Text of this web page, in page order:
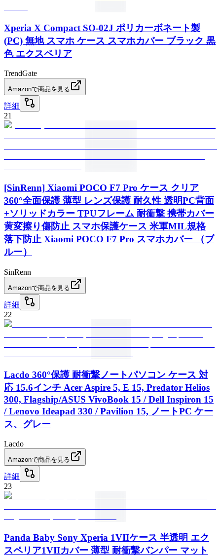
Xperia X Compact SO-02J ポリカーボネート製
(PC) 無地 スマホ ケース スマホカバー ブラック 黒
色 エクスペリア
TrendGate
Amazonで商品を見る
詳細
21
[SinRenn] Xiaomi POCO F7 Pro ケース クリア
360°全面保護 薄型 レンズ保護 耐久性 透明PC背面
+ソリッドカラー TPUフレーム 耐衝撃 携帯カバー
黄変擦り傷防止 スマホ保護ケース 米軍MIL規格
落下防止 Xiaomi POCO F7 Pro スマホカバー （ブ
ルー）
SinRenn
Amazonで商品を見る
詳細
22
Lacdo 360°保護 耐衝撃ノートパソコン ケース 対
応 15.6インチ Acer Aspire 5, E 15, Predator Helios
300, Flagship/ASUS VivoBook 15 / Dell Inspiron 15
/ Lenovo Ideapad 330 / Pavilion 15, ノートPC ケー
ス、グレー
Lacdo
Amazonで商品を見る
詳細
23
Panda Baby Sony Xperia 1VIIケース 半透明 エク
スペリア1VIIカバー 薄型 耐衝撃バンパー マット